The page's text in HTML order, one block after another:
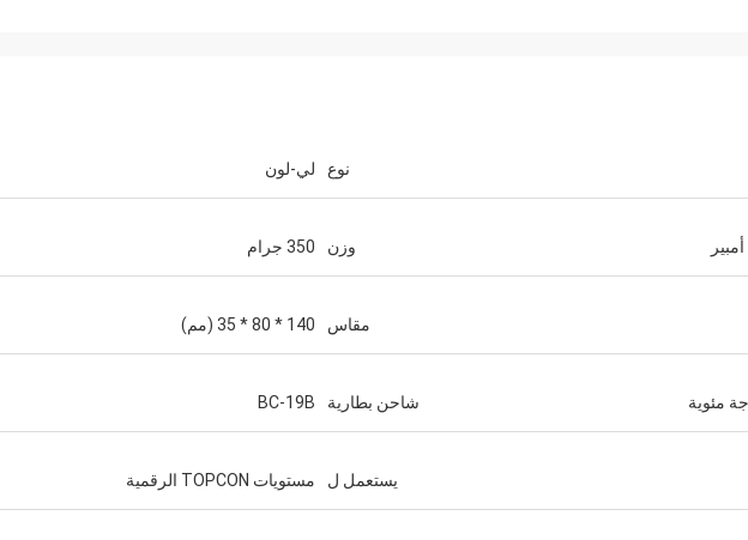
نوع لي-لون
وزن 350 جرام
مقاس 140 * 80 * 35 (مم)
شاحن بطارية BC-19B
يستعمل ل مستويات TOPCON الرقمية